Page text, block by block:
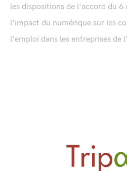
les dispositions de l'accord du
l'impact du numérique sur les
l'emploi dans les entreprises de